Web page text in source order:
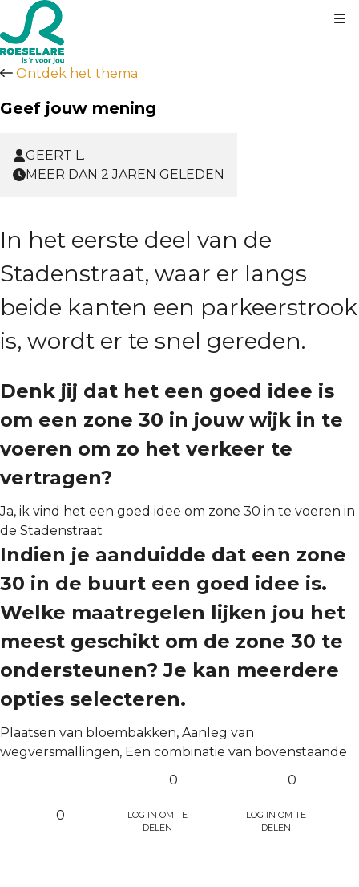
Ontdek het thema
Geef jouw mening
GEERT L.
MEER DAN 2 JAREN GELEDEN
In het eerste deel van de
Stadenstraat, waar er langs
beide kanten een parkeerstrook
is, wordt er te snel gereden.
Denk jij dat het een goed idee is
om een zone 30 in jouw wijk in te
voeren om zo het verkeer te
vertragen?
Ja, ik vind het een goed idee om zone 30 in te voeren in
de Stadenstraat
Indien je aanduidde dat een zone
30 in de buurt een goed idee is.
Welke maatregelen lijken jou het
meest geschikt om de zone 30 te
ondersteunen? Je kan meerdere
opties selecteren.
Plaatsen van bloembakken, Aanleg van
wegversmallingen, Een combinatie van bovenstaande
0
0
Log in om te
delen
0
Log in om te
delen